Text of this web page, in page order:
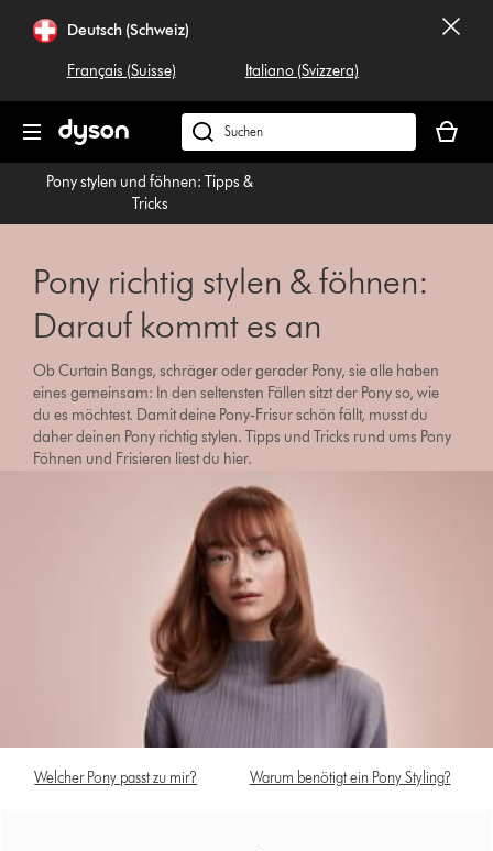
überspringenDeutsch (Schweiz)
Français (Suisse) Italiano (Svizzera)
Dyson.ch
durchsuchen
ist
Pony stylen und föhnen: Tipps &
Tricks
Pony richtig stylen & föhnen:
Darauf kommt es an
Ob Curtain Bangs, schräger oder gerader Pony, sie alle haben
eines gemeinsam: In den seltensten Fällen sitzt der Pony so, wie
du es möchtest. Damit deine Pony-Frisur schön fällt, musst du
daher deinen Pony richtig stylen. Tipps und Tricks rund ums Pony
Föhnen und Frisieren liest du hier.
Welcher Pony passt zu mir? Warum benötigt ein Pony Styling?